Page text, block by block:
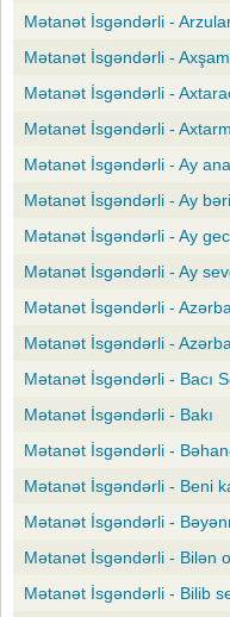
Mətanət İsgəndərli -
Mətanət İsgəndərli -
Mətanət İsgəndərli -
Mətanət İsgəndərli -
Mətanət İsgəndərli - Ay
Mətanət İsgəndərli - Ay
Mətanət İsgəndərli - Ay
Mətanət İsgəndərli - Ay
Mətanət İsgəndərli -
Mətanət İsgəndərli -
Mətanət İsgəndərli - Bacı
Mətanət İsgəndərli - Bakı
Mətanət İsgəndərli -
Mətanət İsgəndərli - Beni
Mətanət İsgəndərli -
Mətanət İsgəndərli - Bilən
Mətanət İsgəndərli - Bilib